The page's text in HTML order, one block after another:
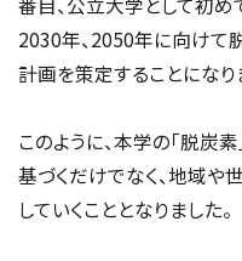
2030年、2050年に向けて
計画を策定することになり
このように、本学の「脱炭
基づくだけでなく、地域や
していくこととなりました。